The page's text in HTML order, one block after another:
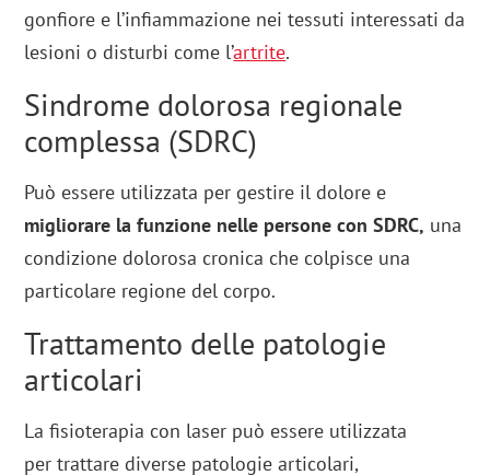
gonfiore e l’infiammazione nei tessuti interessati da
lesioni o disturbi come l’artrite.
Sindrome dolorosa regionale
complessa (SDRC)
Può essere utilizzata per gestire il dolore e
migliorare la funzione nelle persone con SDRC, una
condizione dolorosa cronica che colpisce una
particolare regione del corpo.
Trattamento delle patologie
articolari
La fisioterapia con laser può essere utilizzata
per trattare diverse patologie articolari,